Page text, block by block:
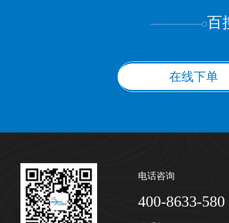
百
在线下单
电话咨询
400-8633-580